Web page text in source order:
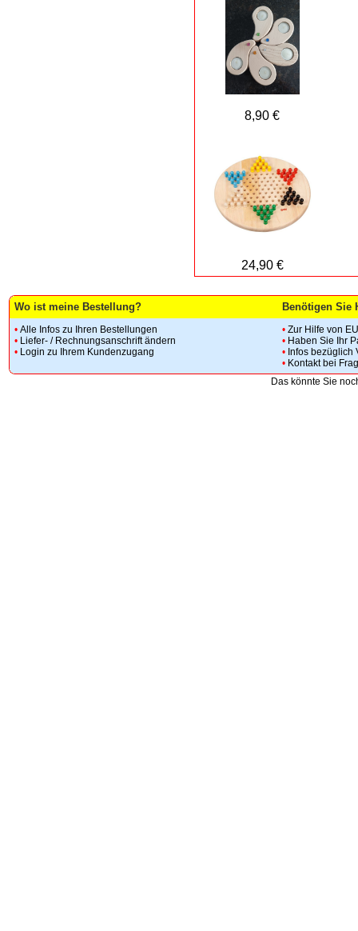
8,90 €
24,90 €
Wo ist meine Bestellung? Benötigen Sie
• Alle Infos zu Ihren Bestellungen
• Liefer- / Rechnungsanschrift ändern
• Login zu Ihrem Kundenzugang
• Zur Hilfe von
• Haben Sie Ihr
• Infos bezüglich
• Kontakt bei
Das könnte Sie